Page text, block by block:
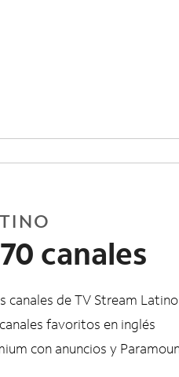
canales
canales de TV Stream Latino
favoritos en inglés
con anuncios y